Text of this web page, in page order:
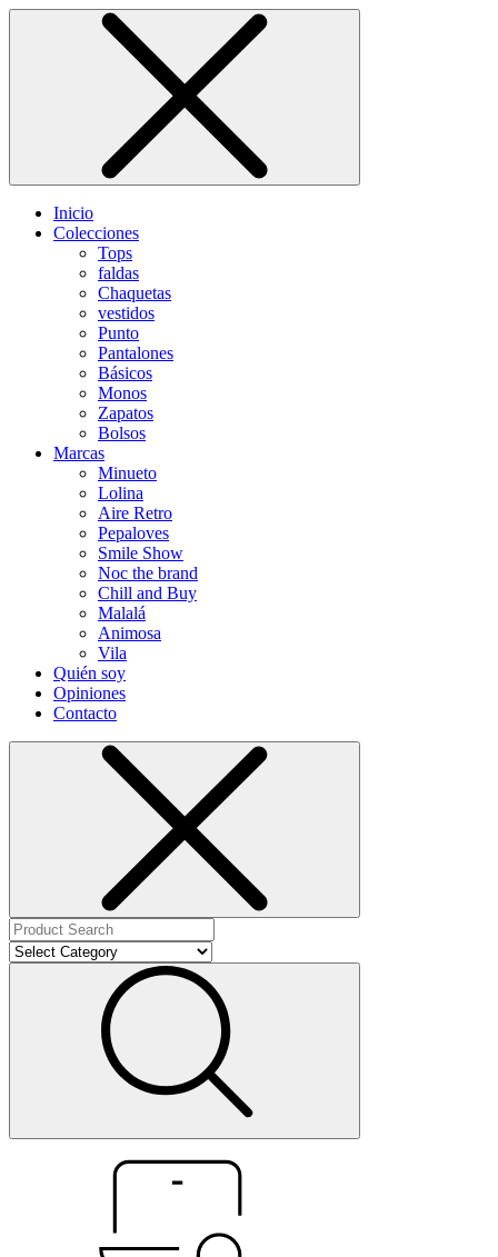
Inicio
Colecciones
Tops
faldas
Chaquetas
vestidos
Punto
Pantalones
Básicos
Monos
Zapatos
Bolsos
Marcas
Minueto
Lolina
Aire Retro
Pepaloves
Smile Show
Noc the brand
Chill and Buy
Malalá
Animosa
Vila
Quién soy
Opiniones
Contacto